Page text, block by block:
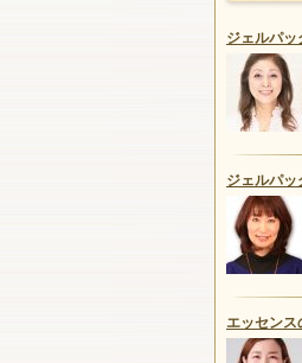
ジェルパ
ジェルパ
エッセン